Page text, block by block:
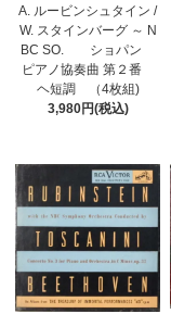
A. ルービンシュタイン /
W. スタインバーグ ～ N
BC SO. ショパン
ピアノ協奏曲 第２番
ヘ短調 （4枚組)
3,980円(税込)